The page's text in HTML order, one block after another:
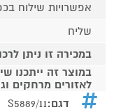
אפשרויות שילוח
שליח
במכירה זו ניתן לרכוש עד 1
במוצר זה ייתכנו
לאזורים מרחקים
דגם:S5889/11